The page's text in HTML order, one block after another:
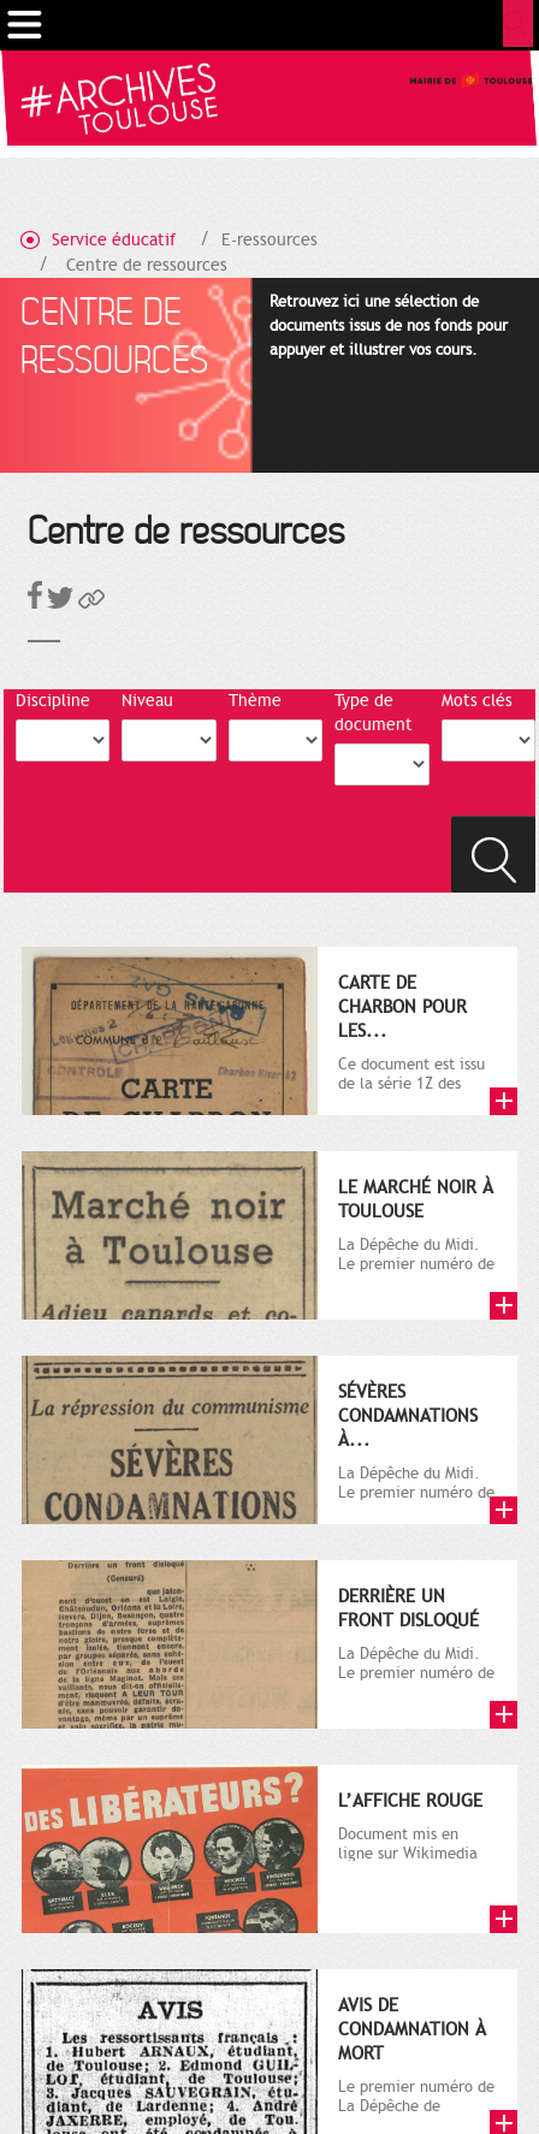
Service éducatif
E-ressources
Centre de ressources
CENTRE DE
RESSOURCES
Retrouvez ici une sélection de
documents issus de nos fonds pour
appuyer et illustrer vos cours.
Centre de ressources
Discipline Niveau Thème
Type de
document
Mots clés
CARTE DE
CHARBON POUR
LES...
Ce document est issu
de la série 1Z des
LE MARCHÉ NOIR À
TOULOUSE
La Dépêche du Midi.
Le premier numéro de
octobre...
SÉVÈRES
CONDAMNATIONS
À...
La Dépêche du Midi.
Le premier numéro de
DERRIÈRE UN
FRONT DISLOQUÉ
La Dépêche du Midi.
Le premier numéro de
octobre...
L’AFFICHE ROUGE
Document mis en
ligne sur Wikimedia
AVIS DE
CONDAMNATION À
MORT
Le premier numéro de
La Dépêche de
Gestion de vos préférences sur les cookies